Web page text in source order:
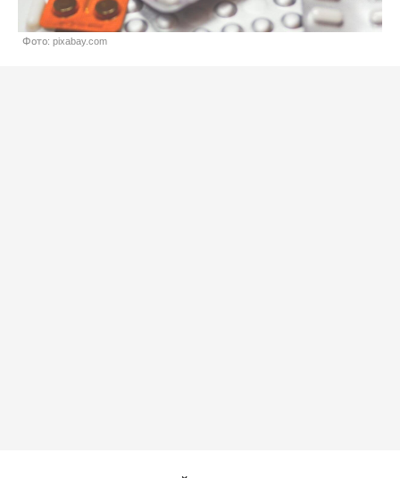
Фото: pixabay.com